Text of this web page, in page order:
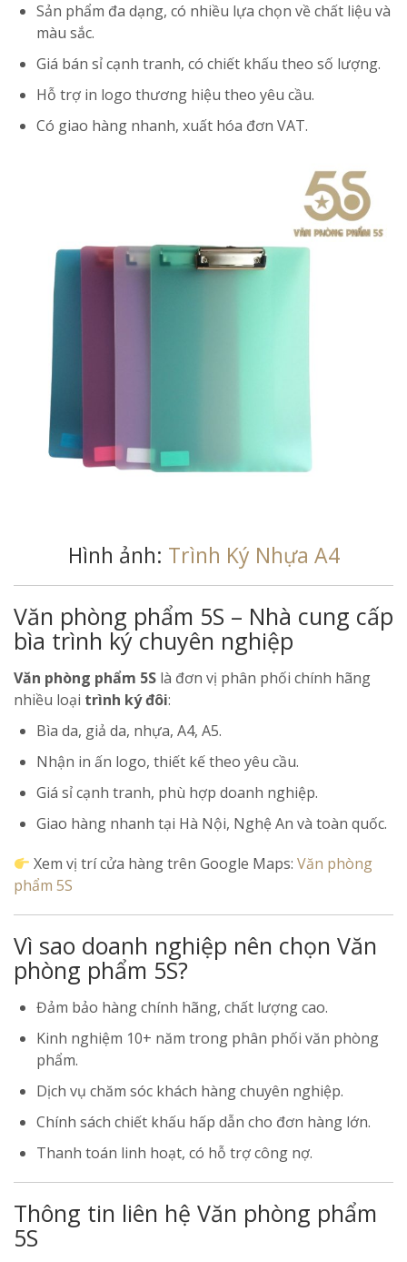
Sản phẩm đa dạng, có nhiều lựa chọn về chất liệu và
màu sắc.
Giá bán sỉ cạnh tranh, có chiết khấu theo số lượng.
Hỗ trợ in logo thương hiệu theo yêu cầu.
Có giao hàng nhanh, xuất hóa đơn VAT.
Hình ảnh: Trình Ký Nhựa A4
Văn phòng phẩm 5S – Nhà cung cấp
bìa trình ký chuyên nghiệp
Văn phòng phẩm 5S là đơn vị phân phối chính hãng
nhiều loại trình ký đôi:
Bìa da, giả da, nhựa, A4, A5.
Nhận in ấn logo, thiết kế theo yêu cầu.
Giá sỉ cạnh tranh, phù hợp doanh nghiệp.
Giao hàng nhanh tại Hà Nội, Nghệ An và toàn quốc.
Xem vị trí cửa hàng trên Google Maps:Văn phòng
phẩm 5S
Vì sao doanh nghiệp nên chọn Văn
phòng phẩm 5S?
Đảm bảo hàng chính hãng, chất lượng cao.
Kinh nghiệm 10+ năm trong phân phối văn phòng
phẩm.
Dịch vụ chăm sóc khách hàng chuyên nghiệp.
Chính sách chiết khấu hấp dẫn cho đơn hàng lớn.
Thanh toán linh hoạt, có hỗ trợ công nợ.
Thông tin liên hệ Văn phòng phẩm
5S